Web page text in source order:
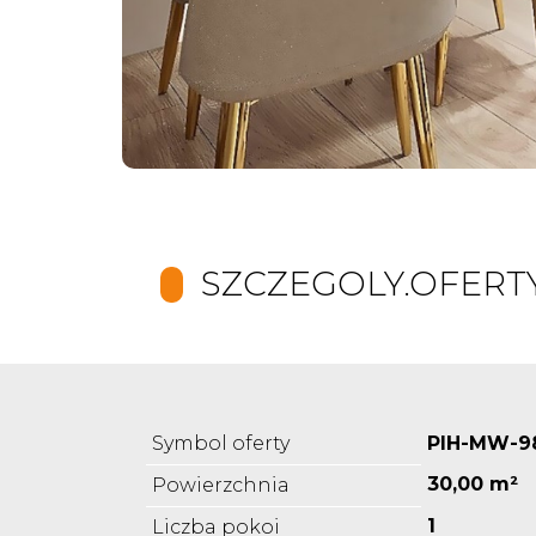
Symbol oferty
PIH-MW-
Powierzchnia
30,00 m²
Liczba pokoi
1